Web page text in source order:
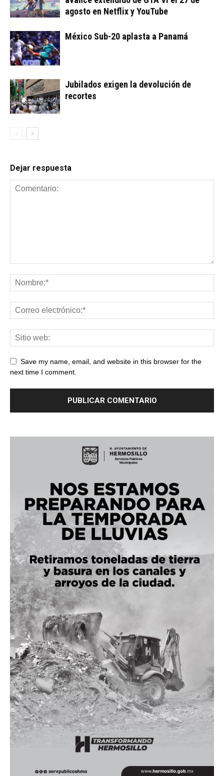
agosto en Netflix y YouTube
México Sub-20 aplasta a Panamá
Jubilados exigen la devolución de
recortes
Dejar respuesta
Save my name, email, and website in this browser for the
next time I comment.